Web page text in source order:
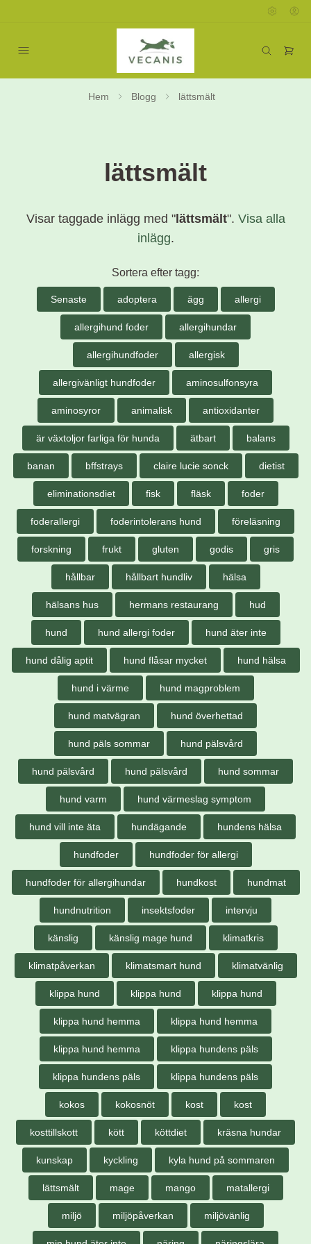
Hem Blogg lättsmält
lättsmält
Visar taggade inlägg med "lättsmält". Visa alla
inlägg.
Sortera efter tagg:
Senaste adoptera ägg allergi
allergihund foder allergihundar
allergihundfoder allergisk
allergivänligt hundfoder aminosulfonsyra
aminosyror animalisk antioxidanter
är växtoljor farliga för hunda ätbart balans
banan bffstrays claire lucie sonck dietist
eliminationsdiet fisk fläsk foder
foderallergi foderintolerans hund föreläsning
forskning frukt gluten godis gris
hållbar hållbart hundliv hälsa
hälsans hus hermans restaurang hud
hund hund allergi foder hund äter inte
hund dålig aptit hund flåsar mycket hund hälsa
hund i värme hund magproblem
hund matvägran hund överhettad
hund päls sommar hund pälsvård
hund pälsvård hund pälsvård hund sommar
hund varm hund värmeslag symptom
hund vill inte äta hundägande hundens hälsa
hundfoder hundfoder för allergi
hundfoder för allergihundar hundkost hundmat
hundnutrition insektsfoder intervju
känslig känslig mage hund klimatkris
klimatpåverkan klimatsmart hund klimatvänlig
klippa hund klippa hund klippa hund
klippa hund hemma klippa hund hemma
klippa hund hemma klippa hundens päls
klippa hundens päls klippa hundens päls
kokos kokosnöt kost kost
kosttillskott kött köttdiet kräsna hundar
kunskap kyckling kyla hund på sommaren
lättsmält mage mango matallergi
miljö miljöpåverkan miljövänlig